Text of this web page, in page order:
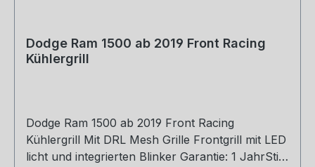
Dodge Ram 1500 ab 2019 Front Racing
Kühlergrill
Dodge Ram 1500 ab 2019 Front Racing
Kühlergrill Mit DRL Mesh Grille Frontgrill mit LED
licht und integrierten Blinker Garantie: 1 JahrStil: